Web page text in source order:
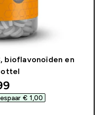
bioflavonoïden en
price
€ 1,00‎